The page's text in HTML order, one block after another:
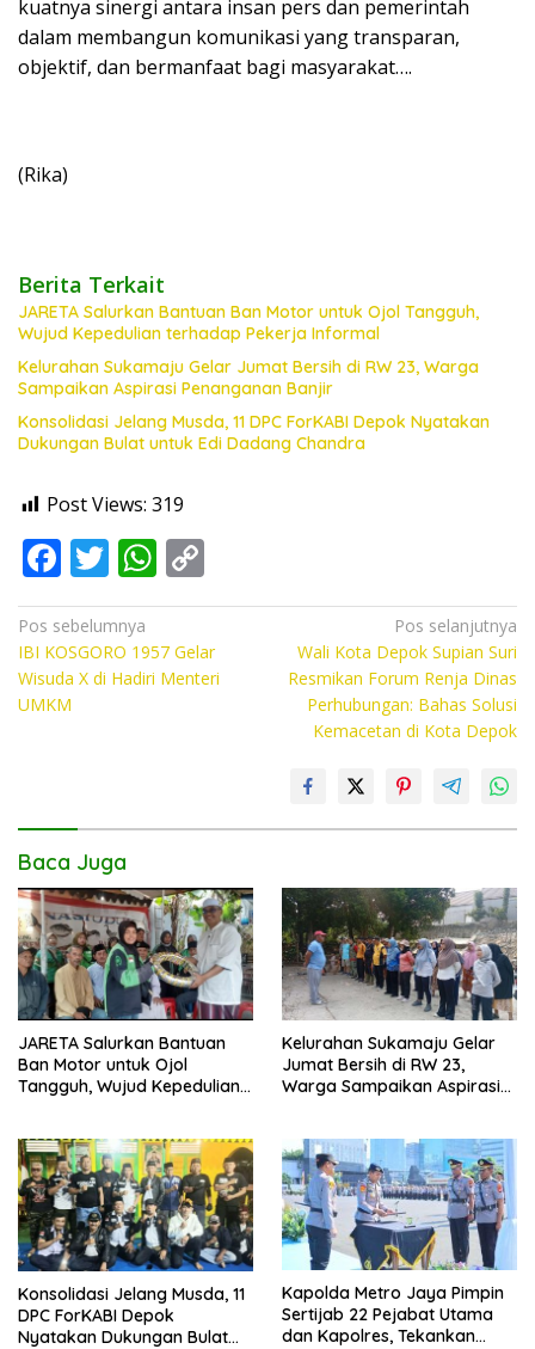
kuatnya sinergi antara insan pers dan pemerintah
dalam membangun komunikasi yang transparan,
objektif, dan bermanfaat bagi masyarakat….
(Rika)
Berita Terkait
JARETA Salurkan Bantuan Ban Motor untuk Ojol Tangguh,
Wujud Kepedulian terhadap Pekerja Informal
Kelurahan Sukamaju Gelar Jumat Bersih di RW 23, Warga
Sampaikan Aspirasi Penanganan Banjir
Konsolidasi Jelang Musda, 11 DPC ForKABI Depok Nyatakan
Dukungan Bulat untuk Edi Dadang Chandra
Post Views: 319
F
ac
e
b
o
T
w
itt
er
W
h
at
s
o
y
Navigasi
pos
Pos sebelumnya
IBI KOSGORO 1957 Gelar
Wisuda X di Hadiri Menteri
UMKM
Pos selanjutnya
Wali Kota Depok Supian Suri
Resmikan Forum Renja Dinas
Perhubungan: Bahas Solusi
Kemacetan di Kota Depok
Baca Juga
JARETA Salurkan Bantuan
Ban Motor untuk Ojol
Tangguh, Wujud Kepedulian
Kelurahan Sukamaju Gelar
Jumat Bersih di RW 23,
Warga Sampaikan Aspirasi
Konsolidasi Jelang Musda, 11
DPC ForKABI Depok
Nyatakan Dukungan Bulat
Kapolda Metro Jaya Pimpin
Sertijab 22 Pejabat Utama
dan Kapolres, Tekankan